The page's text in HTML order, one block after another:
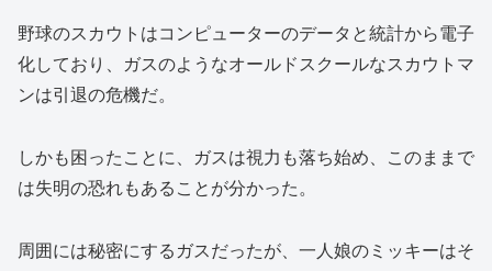
野球のスカウトはコンピューターのデータと統計から電子
化しており、ガスのようなオールドスクールなスカウトマ
ンは引退の危機だ。
しかも困ったことに、ガスは視力も落ち始め、このままで
は失明の恐れもあることが分かった。
周囲には秘密にするガスだったが、一人娘のミッキーはそ